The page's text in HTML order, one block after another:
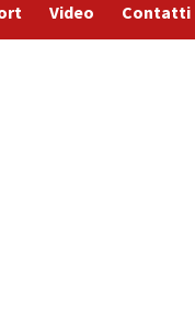
Video Contatti